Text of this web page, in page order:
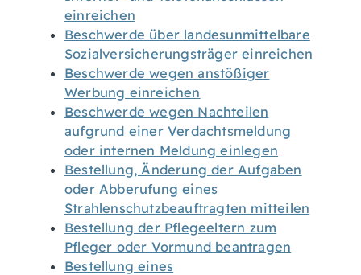
einreichen
Beschwerde über landesunmittelbare
Sozialversicherungsträger einreichen
Beschwerde wegen anstößiger
Werbung einreichen
Beschwerde wegen Nachteilen
aufgrund einer Verdachtsmeldung
oder internen Meldung einlegen
Bestellung, Änderung der Aufgaben
oder Abberufung eines
Strahlenschutzbeauftragten mitteilen
Bestellung der Pflegeeltern zum
Pfleger oder Vormund beantragen
Bestellung eines